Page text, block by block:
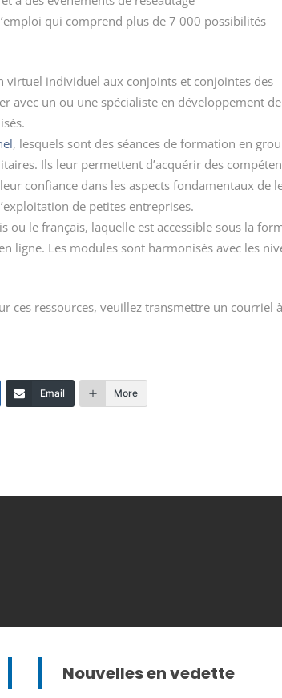
qui comprend plus de 7 000 possibilités
virtuel individuel aux conjoints et conjointes des
avec un ou une spécialiste en développement de
, lesquels sont des séances de formation en
Ils leur permettent d’acquérir des
confiance dans les aspects fondamentaux de
de petites entreprises.
ou le français, laquelle est accessible sous la
ligne. Les modules sont harmonisés avec les
ces ressources, veuillez transmettre un courriel à
Email More
Nouvelles en vedette